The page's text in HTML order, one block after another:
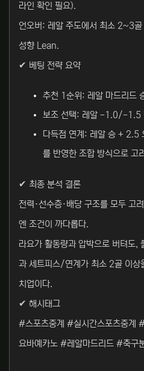
라인 확인 필요).
언오버: 레알 주도에서 최소 2~3골
성향 Lean.
✔ 베팅 전략 요약
추천 1순위: 레알 마드리드
보조 선택: 레알 -1.0/-1.5
다득점 연계: 레알 승 + 2.5
를 반영한 조합 방식으로 고
✔ 최종 분석 결론
전력·선수층·배당 구조를 모두 고
엔 조건이 까다롭다.
라요가 활동량과 압박으로 버텨도,
과 세트피스/연계가 최소 2골 이상
치업이다.
✔ 해시태그
#스포츠중계 #실시간스포츠중계
요바예카노 #레알마드리드 #축구